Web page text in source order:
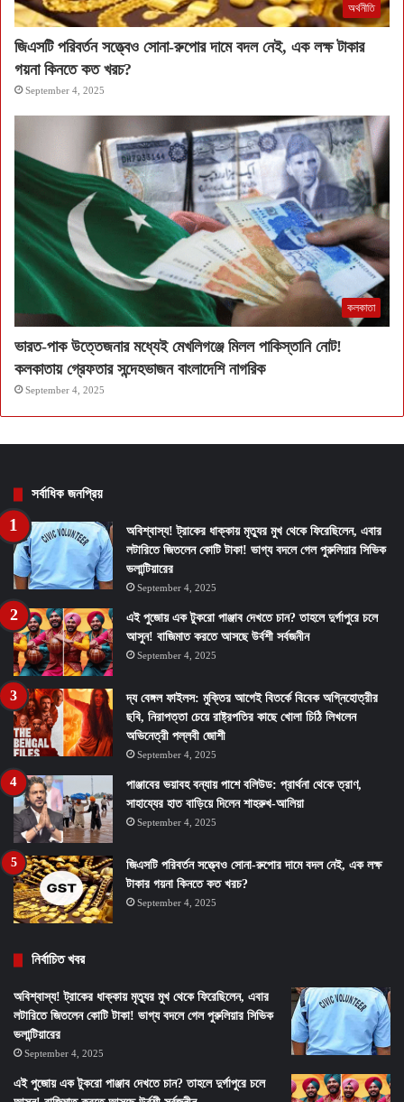
অর্থনীতি
জিএসটি পরিবর্তন সত্ত্বেও সোনা-রুপোর দামে বদল নেই, এক লক্ষ টাকার
গয়না কিনতে কত খরচ?
September 4, 2025
কলকাতা
ভারত-পাক উত্তেজনার মধ্যেই মেখলিগঞ্জে মিলল পাকিস্তানি নোট!
কলকাতায় গ্রেফতার সন্দেহভাজন বাংলাদেশি নাগরিক
September 4, 2025
সর্বাধিক জনপ্রিয়
অবিশ্বাস্য! ট্রাকের ধাক্কায় মৃত্যুর মুখ থেকে ফিরেছিলেন, এবার
লটারিতে জিতলেন কোটি টাকা! ভাগ্য বদলে গেল পুরুলিয়ার সিভিক
ভলান্টিয়ারের
September 4, 2025
এই পুজোয় এক টুকরো পাঞ্জাব দেখতে চান? তাহলে দুর্গাপুরে চলে
আসুন! বাজিমাত করতে আসছে উর্বশী সর্বজনীন
September 4, 2025
দ্য বেঙ্গল ফাইলস: মুক্তির আগেই বিতর্কে বিবেক অগ্নিহোত্রীর
ছবি, নিরাপত্তা চেয়ে রাষ্ট্রপতির কাছে খোলা চিঠি লিখলেন
অভিনেত্রী পল্লবী জোশী
September 4, 2025
পাঞ্জাবের ভয়াবহ বন্যায় পাশে বলিউড: প্রার্থনা থেকে ত্রাণ,
সাহায্যের হাত বাড়িয়ে দিলেন শাহরুখ-আলিয়া
September 4, 2025
জিএসটি পরিবর্তন সত্ত্বেও সোনা-রুপোর দামে বদল নেই, এক লক্ষ
টাকার গয়না কিনতে কত খরচ?
September 4, 2025
নির্বাচিত খবর
অবিশ্বাস্য! ট্রাকের ধাক্কায় মৃত্যুর মুখ থেকে ফিরেছিলেন, এবার
লটারিতে জিতলেন কোটি টাকা! ভাগ্য বদলে গেল পুরুলিয়ার সিভিক
ভলান্টিয়ারের
September 4, 2025
এই পুজোয় এক টুকরো পাঞ্জাব দেখতে চান? তাহলে দুর্গাপুরে চলে